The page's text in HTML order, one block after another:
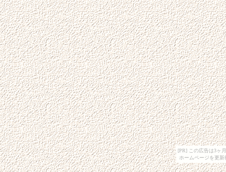
[PR] この広告は3ヶ
ホームページを更